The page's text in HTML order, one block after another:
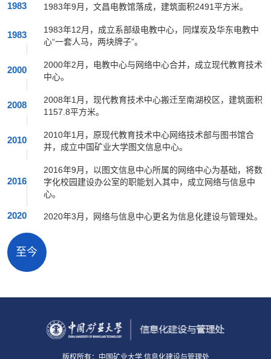
1983 1983年9月，文昌电教馆落成，建筑面积2491平方米。
1983
1983年12月，成立系部级电教中心，同煤炭及华东电教中
心“一套人马，两块牌子”。
2000
2000年2月，电教中心与网络中心合并，成立现代教育技术
中心。
2008
2008年1月，现代教育技术中心搬迁至南湖校区，建筑面积
1157.8平方米。
2010
2010年1月，原现代教育技术中心网络技术部与图书馆合
并，成立中国矿业大学图文信息中心。
2016
2016年9月，以图文信息中心所属的网络中心为基础，将数
字化校园建设办公室的职能划入其中，成立网络与信息中
心。
2020 2020年3月，网络与信息中心更名为信息化建设与管理处。
至今
版权所有：中国矿业大学 信息化建设与管理处